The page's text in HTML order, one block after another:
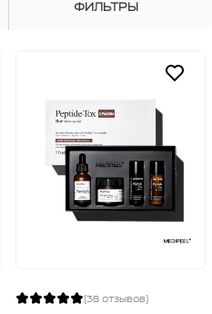
ФИЛЬТРЫ
(38 отзывов)